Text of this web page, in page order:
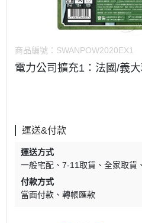
商品編號： SWANPOW2020EX1
電力公司擴充1：法國/義
運送&付款
運送方式
一般宅配
7-11取貨 全家取貨
付款方式
當面付款
轉帳匯款